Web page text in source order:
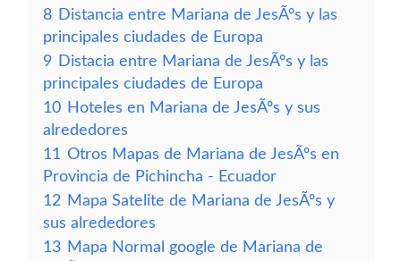
8 Distancia entre Mariana de JesÃºs y las
principales ciudades de Europa
9 Distacia entre Mariana de JesÃºs y las
principales ciudades de Europa
10 Hoteles en Mariana de JesÃºs y sus
alrededores
11 Otros Mapas de Mariana de JesÃºs en
Provincia de Pichincha - Ecuador
12 Mapa Satelite de Mariana de JesÃºs y
sus alrededores
13 Mapa Normal google de Mariana de